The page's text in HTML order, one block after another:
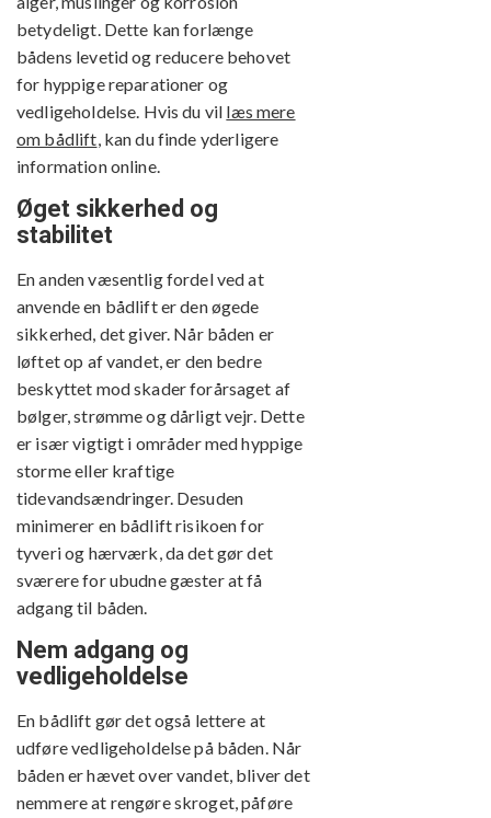
betydeligt. Dette kan forlænge
bådens levetid og reducere behovet
for hyppige reparationer og
vedligeholdelse. Hvis du vil læs mere
om bådlift, kan du finde yderligere
information online.
Øget sikkerhed og
stabilitet
En anden væsentlig fordel ved at
anvende en bådlift er den øgede
sikkerhed, det giver. Når båden er
løftet op af vandet, er den bedre
beskyttet mod skader forårsaget af
bølger, strømme og dårligt vejr. Dette
er især vigtigt i områder med hyppige
storme eller kraftige
tidevandsændringer. Desuden
minimerer en bådlift risikoen for
tyveri og hærværk, da det gør det
sværere for ubudne gæster at få
adgang til båden.
Nem adgang og
vedligeholdelse
En bådlift gør det også lettere at
udføre vedligeholdelse på båden. Når
båden er hævet over vandet, bliver det
nemmere at rengøre skroget, påføre